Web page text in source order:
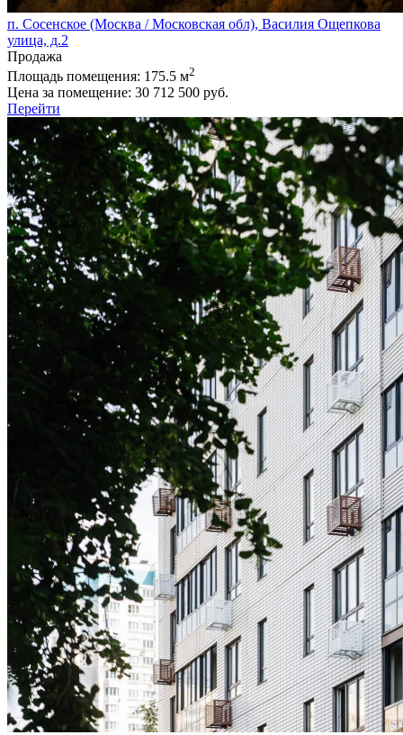
п. Сосенское (Москва / Московская обл), Василия Ощепкова
улица, д.2
Продажа
Площадь помещения: 175.5 м2
Цена за помещение: 30 712 500 руб.
Перейти